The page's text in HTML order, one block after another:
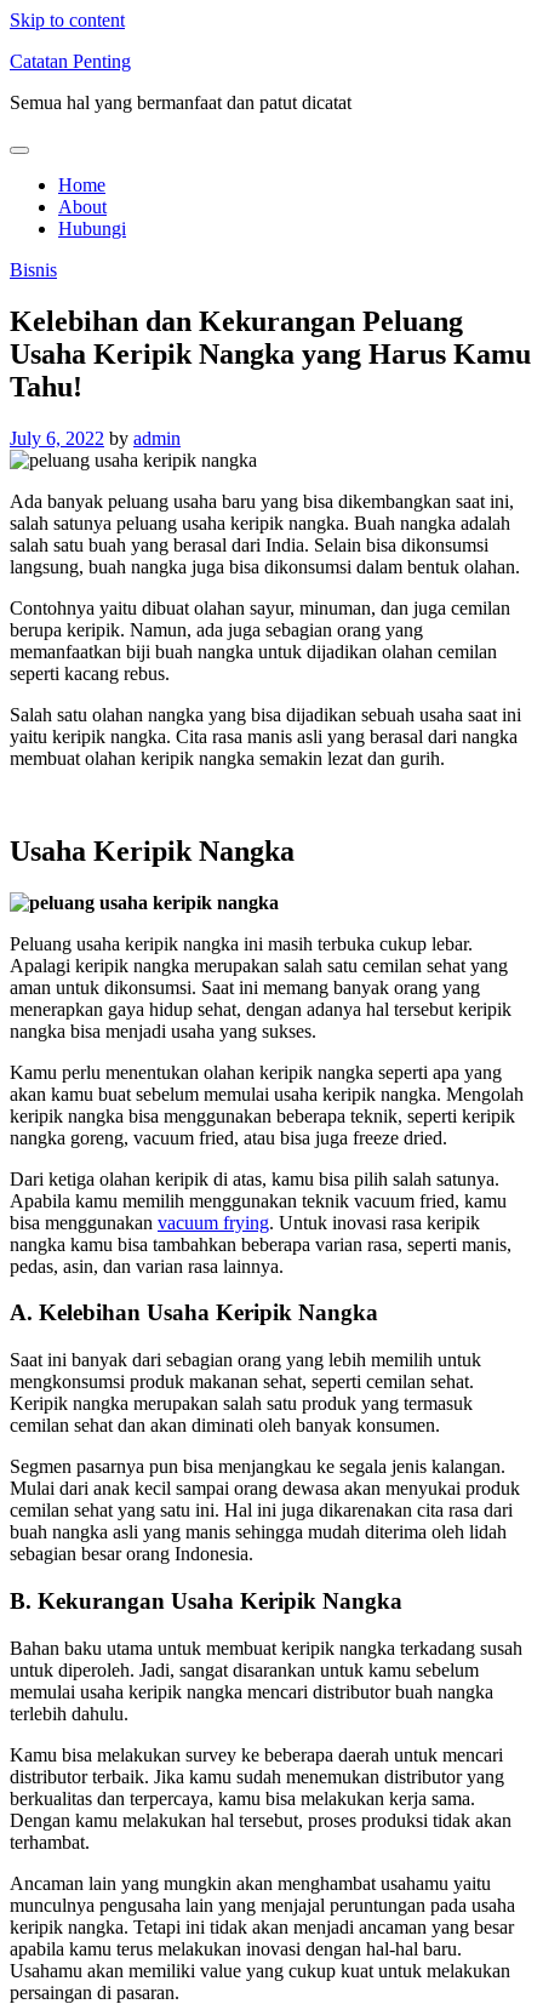
Skip to content
Catatan Penting
Semua hal yang bermanfaat dan patut dicatat
Home
About
Hubungi
Bisnis
Kelebihan dan Kekurangan Peluang
Usaha Keripik Nangka yang Harus Kamu
Tahu!
July 6, 2022 by admin
Ada banyak peluang usaha baru yang bisa dikembangkan saat ini,
salah satunya peluang usaha keripik nangka. Buah nangka adalah
salah satu buah yang berasal dari India. Selain bisa dikonsumsi
langsung, buah nangka juga bisa dikonsumsi dalam bentuk olahan.
Contohnya yaitu dibuat olahan sayur, minuman, dan juga cemilan
berupa keripik. Namun, ada juga sebagian orang yang
memanfaatkan biji buah nangka untuk dijadikan olahan cemilan
seperti kacang rebus.
Salah satu olahan nangka yang bisa dijadikan sebuah usaha saat ini
yaitu keripik nangka. Cita rasa manis asli yang berasal dari nangka
membuat olahan keripik nangka semakin lezat dan gurih.
Usaha Keripik Nangka
Peluang usaha keripik nangka ini masih terbuka cukup lebar.
Apalagi keripik nangka merupakan salah satu cemilan sehat yang
aman untuk dikonsumsi. Saat ini memang banyak orang yang
menerapkan gaya hidup sehat, dengan adanya hal tersebut keripik
nangka bisa menjadi usaha yang sukses.
Kamu perlu menentukan olahan keripik nangka seperti apa yang
akan kamu buat sebelum memulai usaha keripik nangka. Mengolah
keripik nangka bisa menggunakan beberapa teknik, seperti keripik
nangka goreng, vacuum fried, atau bisa juga freeze dried.
Dari ketiga olahan keripik di atas, kamu bisa pilih salah satunya.
Apabila kamu memilih menggunakan teknik vacuum fried, kamu
bisa menggunakan vacuum frying. Untuk inovasi rasa keripik
nangka kamu bisa tambahkan beberapa varian rasa, seperti manis,
pedas, asin, dan varian rasa lainnya.
A. Kelebihan Usaha Keripik Nangka
Saat ini banyak dari sebagian orang yang lebih memilih untuk
mengkonsumsi produk makanan sehat, seperti cemilan sehat.
Keripik nangka merupakan salah satu produk yang termasuk
cemilan sehat dan akan diminati oleh banyak konsumen.
Segmen pasarnya pun bisa menjangkau ke segala jenis kalangan.
Mulai dari anak kecil sampai orang dewasa akan menyukai produk
cemilan sehat yang satu ini. Hal ini juga dikarenakan cita rasa dari
buah nangka asli yang manis sehingga mudah diterima oleh lidah
sebagian besar orang Indonesia.
B. Kekurangan Usaha Keripik Nangka
Bahan baku utama untuk membuat keripik nangka terkadang susah
untuk diperoleh. Jadi, sangat disarankan untuk kamu sebelum
memulai usaha keripik nangka mencari distributor buah nangka
terlebih dahulu.
Kamu bisa melakukan survey ke beberapa daerah untuk mencari
distributor terbaik. Jika kamu sudah menemukan distributor yang
berkualitas dan terpercaya, kamu bisa melakukan kerja sama.
Dengan kamu melakukan hal tersebut, proses produksi tidak akan
terhambat.
Ancaman lain yang mungkin akan menghambat usahamu yaitu
munculnya pengusaha lain yang menjajal peruntungan pada usaha
keripik nangka. Tetapi ini tidak akan menjadi ancaman yang besar
apabila kamu terus melakukan inovasi dengan hal-hal baru.
Usahamu akan memiliki value yang cukup kuat untuk melakukan
persaingan di pasaran.